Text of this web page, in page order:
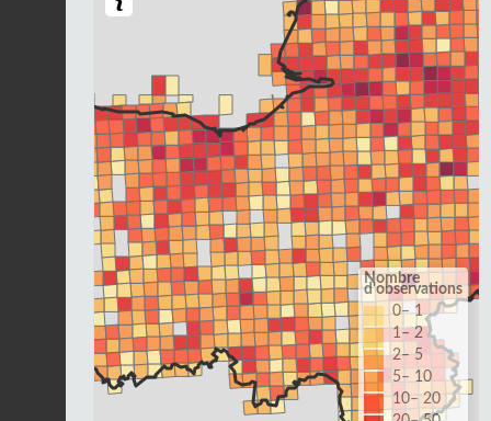
Nombre
d'observations
0– 1
1– 2
2– 5
5– 10
10– 20